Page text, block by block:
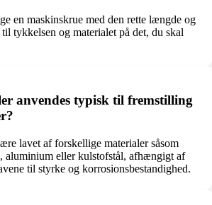
en maskinskrue med den rette længde og
til tykkelsen og materialet på det, du skal
anvendes typisk til fremstilling
lavet af forskellige materialer såsom
aluminium eller kulstofstål, afhængigt af
til styrke og korrosionsbestandighed.